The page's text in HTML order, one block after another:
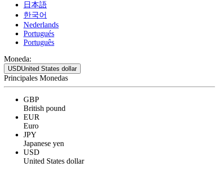
日本語
한국어
Nederlands
Portugués
Português
Moneda:
USDUnited States dollar
Principales Monedas
GBP
British pound
EUR
Euro
JPY
Japanese yen
USD
United States dollar